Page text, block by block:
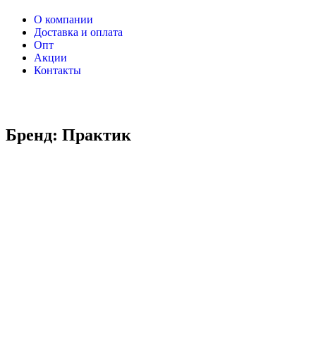
О компании
Доставка и оплата
Опт
Акции
Контакты
Бренд: Практик